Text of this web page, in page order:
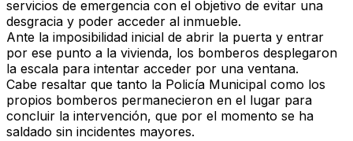
servicios de emergencia con el objetivo de evitar una
desgracia y poder acceder al inmueble.
Ante la imposibilidad inicial de abrir la puerta y entrar
por ese punto a la vivienda, los bomberos desplegaron
la escala para intentar acceder por una ventana.
Cabe resaltar que tanto la Policía Municipal como los
propios bomberos permanecieron en el lugar para
concluir la intervención, que por el momento se ha
saldado sin incidentes mayores.